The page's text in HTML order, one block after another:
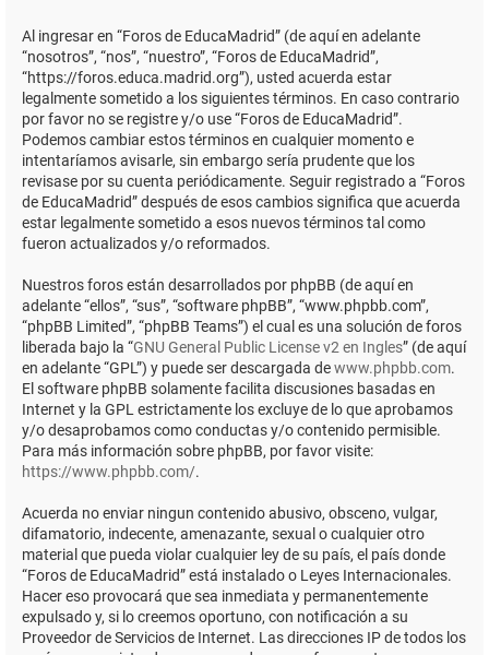
Al ingresar en “Foros de EducaMadrid” (de aquí en adelante
“nosotros”, “nos”, “nuestro”, “Foros de EducaMadrid”,
“https://foros.educa.madrid.org”), usted acuerda estar
legalmente sometido a los siguientes términos. En caso contrario
por favor no se registre y/o use “Foros de EducaMadrid”.
Podemos cambiar estos términos en cualquier momento e
intentaríamos avisarle, sin embargo sería prudente que los
revisase por su cuenta periódicamente. Seguir registrado a “Foros
de EducaMadrid” después de esos cambios significa que acuerda
estar legalmente sometido a esos nuevos términos tal como
fueron actualizados y/o reformados.
Nuestros foros están desarrollados por phpBB (de aquí en
adelante “ellos”, “sus”, “software phpBB”, “www.phpbb.com”,
“phpBB Limited”, “phpBB Teams”) el cual es una solución de foros
liberada bajo la “GNU General Public License v2 en Ingles” (de aquí
en adelante “GPL”) y puede ser descargada dewww.phpbb.com.
El software phpBB solamente facilita discusiones basadas en
Internet y la GPL estrictamente los excluye de lo que aprobamos
y/o desaprobamos como conductas y/o contenido permisible.
Para más información sobre phpBB, por favor visite:
https://www.phpbb.com/.
Acuerda no enviar ningun contenido abusivo, obsceno, vulgar,
difamatorio, indecente, amenazante, sexual o cualquier otro
material que pueda violar cualquier ley de su país, el país donde
“Foros de EducaMadrid” está instalado o Leyes Internacionales.
Hacer eso provocará que sea inmediata y permanentemente
expulsado y, si lo creemos oportuno, con notificación a su
Proveedor de Servicios de Internet. Las direcciones IP de todos los